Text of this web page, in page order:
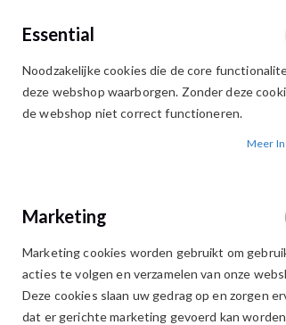
Ga
naar
de
WELKOM NIEUWS INLOGGEN
VERO MODA ALVA BLOUSE SYRAH
Ga
naar
Ga
naar
Essential
Noodzakelijke cookies die de core
deze webshop waarborgen. Zonder deze
de webshop niet correct functioneren.
Meer
Marketing
Marketing cookies worden gebruikt om
acties te volgen en verzamelen van onze
Deze cookies slaan uw gedrag op en zorgen
dat er gerichte marketing gevoerd kan